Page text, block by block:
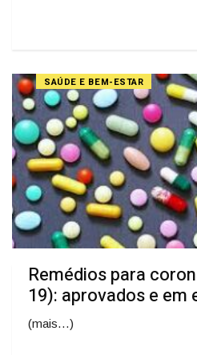
SAÚDE E BEM-ESTAR
Remédios para
19): aprovados e em
(mais…)